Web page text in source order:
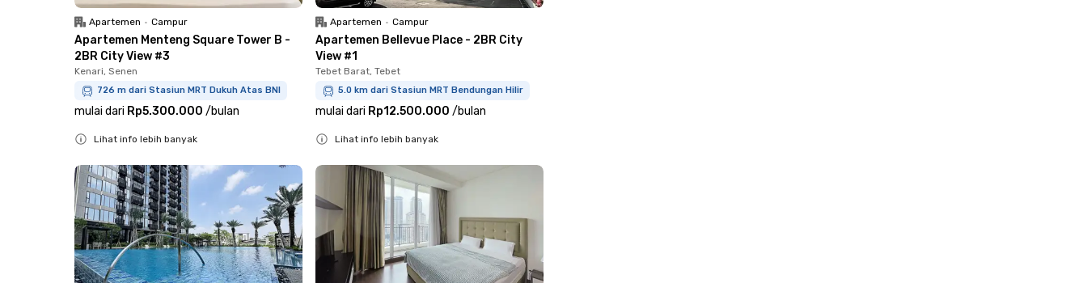
Apartemen • Campur
Apartemen Menteng Square Tower B -
2BR City View #3
Kenari, Senen
726 m dari Stasiun MRT Dukuh Atas BNI
mulai dari Rp5.300.000 /bulan
Lihat info lebih banyak
Apartemen • Campur
Apartemen Bellevue Place - 2BR City
View #1
Tebet Barat, Tebet
5.0 km dari Stasiun MRT Bendungan Hilir
mulai dari Rp12.500.000 /bulan
Lihat info lebih banyak